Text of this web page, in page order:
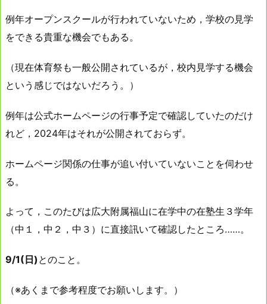
例年オープンスクールが行われていないため，学校の見学
をできる貴重な機会でもある。
（現在体育祭も一般公開されているが，校内見学する機会
という感じではないだろう。）
例年は公式ホームページの行事予定で確認していたのだけ
れど，2024年はそれが公開されておらず。
ホームページ関係の仕事が追い付いていないことを伺わせ
る。
よって，このたびは広大附属福山に在学中の在塾生３学年
（中１，中２，中３）に直接訊いて確認したところ……。
9/1(日) とのこと。
（※あくまで参考程度でお願いします。）